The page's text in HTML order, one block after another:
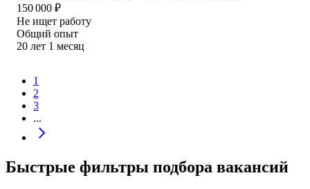
150 000 ₽
Не ищет работу
Общий опыт
20 лет 1 месяц
1
2
3
...
Быстрые фильтры подбора вакансий